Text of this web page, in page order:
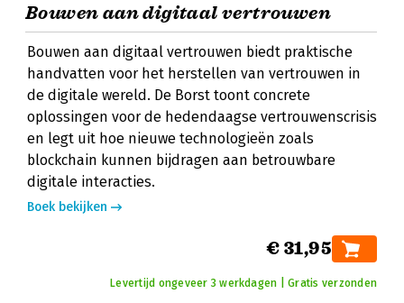
Bouwen aan digitaal vertrouwen
Bouwen aan digitaal vertrouwen biedt praktische
handvatten voor het herstellen van vertrouwen in
de digitale wereld. De Borst toont concrete
oplossingen voor de hedendaagse vertrouwenscrisis
en legt uit hoe nieuwe technologieën zoals
blockchain kunnen bijdragen aan betrouwbare
digitale interacties.
Boek bekijken
€ 31,95
Levertijd ongeveer 3 werkdagen | Gratis verzonden